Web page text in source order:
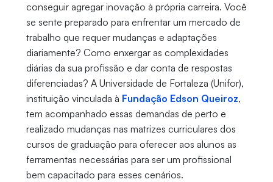
conseguir agregar inovação à própria carreira. Você
se sente preparado para enfrentar um mercado de
trabalho que requer mudanças e adaptações
diariamente? Como enxergar as complexidades
diárias da sua profissão e dar conta de respostas
diferenciadas? A Universidade de Fortaleza (Unifor),
instituição vinculada à Fundação Edson Queiroz,
tem acompanhado essas demandas de perto e
realizado mudanças nas matrizes curriculares dos
cursos de graduação para oferecer aos alunos as
ferramentas necessárias para ser um profissional
bem capacitado para esses cenários.